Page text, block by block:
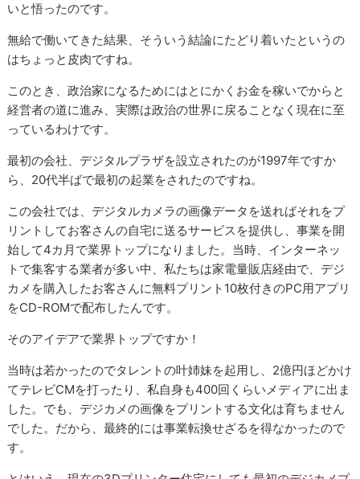
いと悟ったのです。
無給で働いてきた結果、そういう結論にたどり着いたというの
はちょっと皮肉ですね。
このとき、政治家になるためにはとにかくお金を稼いでからと
経営者の道に進み、実際は政治の世界に戻ることなく現在に至
っているわけです。
最初の会社、デジタルプラザを設立されたのが1997年ですか
ら、20代半ばで最初の起業をされたのですね。
この会社では、デジタルカメラの画像データを送ればそれをプ
リントしてお客さんの自宅に送るサービスを提供し、事業を開
始して4カ月で業界トップになりました。当時、インターネッ
トで集客する業者が多い中、私たちは家電量販店経由で、デジ
カメを購入したお客さんに無料プリント10枚付きのPC用アプリ
をCD-ROMで配布したんです。
そのアイデアで業界トップですか！
当時は若かったのでタレントの叶姉妹を起用し、2億円ほどかけ
てテレビCMを打ったり、私自身も400回くらいメディアに出ま
した。でも、デジカメの画像をプリントする文化は育ちません
でした。だから、最終的には事業転換せざるを得なかったので
す。